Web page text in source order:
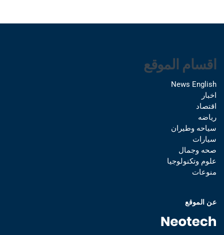
اقسام الموقع
News English
اخبار
اقتصاد
رياضه
سياحه وطيران
سيارات
صحه وجمال
علوم وتكنولوجيا
منوعات
عن الموقع